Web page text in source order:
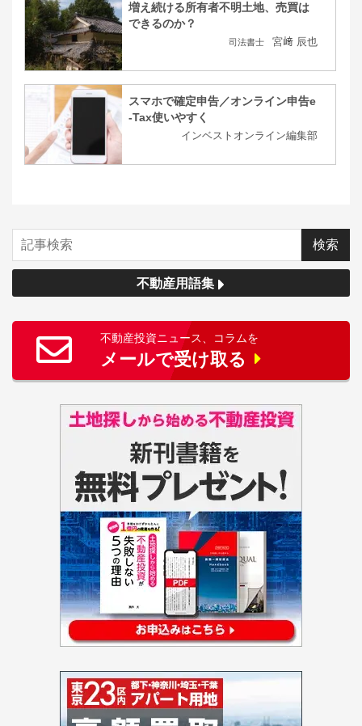
増え続ける所有者不明土地、売買は
できるのか？
司法書士 宮﨑 辰也
スマホで確定申告／オンライン申告e
-Tax使いやすく
インベストオンライン編集部
不動産用語集
不動産投資ニュース、コラムを
メールで受け取る